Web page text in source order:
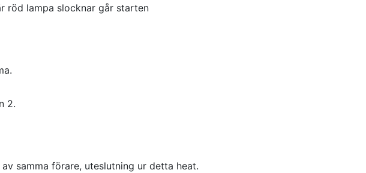
röd lampa slocknar går starten
2.
samma förare, uteslutning ur detta heat.